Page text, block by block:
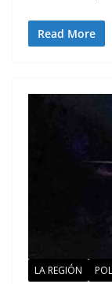
Read More
LA REGIÓN